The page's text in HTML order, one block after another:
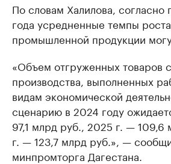
По словам Халилова, согласно
года усредненные темпы
промышленной продукции
«Объем отгруженных товаров
производства, выполненных
видам экономической
сценарию в 2024 году
97,1 млрд руб., 2025 г. —
г. — 123,7 млрд руб.», —
минпромторга Дагестана.